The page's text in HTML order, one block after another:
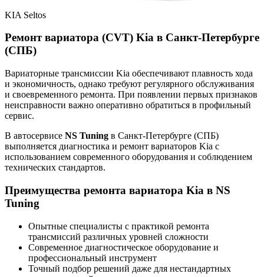
KIA Seltos
Ремонт вариатора (CVT) Kia в Санкт-Петербурге
(СПБ)
Вариаторные трансмиссии Kia обеспечивают плавность хода
и экономичность, однако требуют регулярного обслуживания
и своевременного ремонта. При появлении первых признаков
неисправности важно оперативно обратиться в профильный
сервис.
В автосервисе NS Tuning в Санкт-Петербурге (СПБ)
выполняется диагностика и ремонт вариаторов Kia с
использованием современного оборудования и соблюдением
технических стандартов.
Преимущества ремонта вариатора Kia в NS
Tuning
Опытные специалисты с практикой ремонта
трансмиссий различных уровней сложности
Современное диагностическое оборудование и
профессиональный инструмент
Точный подбор решений даже для нестандартных